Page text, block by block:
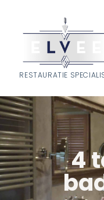
RESTAURATIE
4